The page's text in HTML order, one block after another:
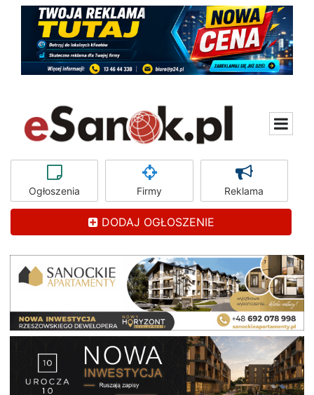
Ogłoszenia Firmy Reklama
DODAJ OGŁOSZENIE